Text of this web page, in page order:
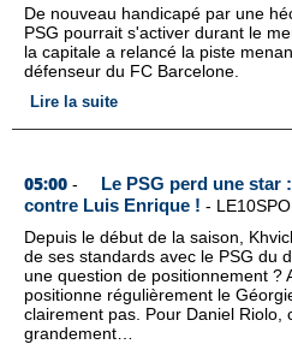
De nouveau handicapé par une
PSG pourrait s'activer durant le
la capitale a relancé la piste
défenseur du FC Barcelone.
Lire la suite
05:00 -
Le PSG perd une star
contre Luis Enrique ! -
Depuis le début de la saison,
de ses standards avec le PSG du
une question de positionnement ?
positionne régulièrement le
clairement pas. Pour Daniel Riolo,
grandement…